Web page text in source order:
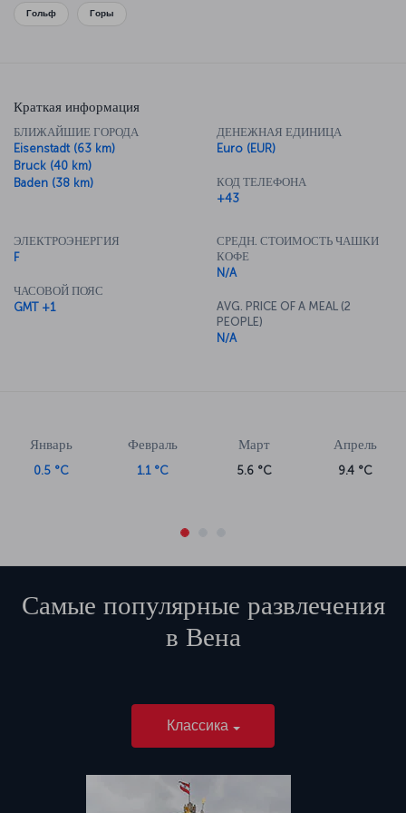
Наслаждаясь музыкой, не забудьте и о замечательной гастрономии
Гольф Горы
Краткая информация
БЛИЖАЙШИЕ ГОРОДА
Eisenstadt (63 km)
Bruck (40 km)
Baden (38 km)
ДЕНЕЖНАЯ ЕДИНИЦА
Euro (EUR)
КОД ТЕЛЕФОНА
+43
ЭЛЕКТРОЭНЕРГИЯ
F
ЧАСОВОЙ ПОЯС
GMT +1
СРЕДН. СТОИМОСТЬ ЧАШКИ
КОФЕ
N/A
AVG. PRICE OF A MEAL (2
PEOPLE)
N/A
Январь
0.5 °C
Февраль
1.1 °C
Март
5.6 °C
Апрель
9.4 °C
Самые популярные развлечения
в Вена
Классика